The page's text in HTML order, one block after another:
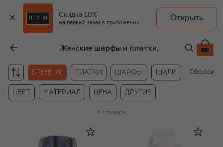
Скидка 10%
на первый заказ в приложении
Открыть
Женские шарфы и платки Giorgio Armani
БРЕНД (1) ПЛАТКИ ШАРФЫ ШАЛИ Сбросить
ЦВЕТ МАТЕРИАЛ ЦЕНА ДРУГИЕ
34 товара